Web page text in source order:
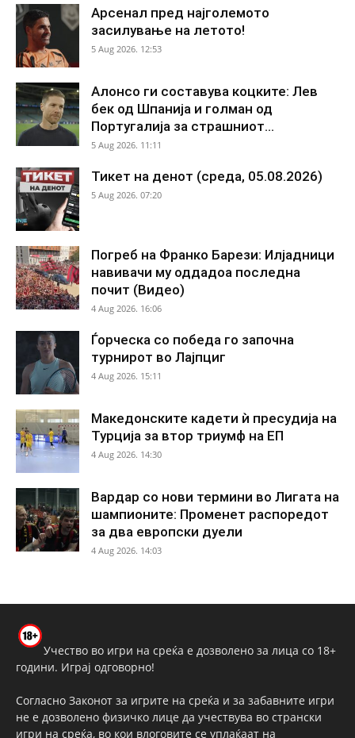
Арсенал пред најголемото
засилување на летото!
5 Aug 2026. 12:53
Алонсо ги составува коцките: Лев
бек од Шпанија и голман од
Португалија за страшниот...
5 Aug 2026. 11:11
Тикет на денот (среда, 05.08.2026)
5 Aug 2026. 07:20
Погреб на Франко Барези: Илјадници
навивачи му оддадоа последна
почит (Видео)
4 Aug 2026. 16:06
Ѓорческа со победа го започна
турнирот во Лајпциг
4 Aug 2026. 15:11
Македонските кадети ѝ пресудија на
Турција за втор триумф на ЕП
4 Aug 2026. 14:30
Вардар со нови термини во Лигата на
шампионите: Променет распоредот
за два европски дуели
4 Aug 2026. 14:03
Учество во игри на среќа е дозволено за лица со 18+
години. Играј одговорно!
Согласно Законот за игрите на среќа и за забавните игри
не е дозволено физичко лице да учествува во странски
игри на среќа, во кои влоговите се уплаќаат на